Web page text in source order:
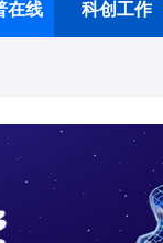
在线 科创工作